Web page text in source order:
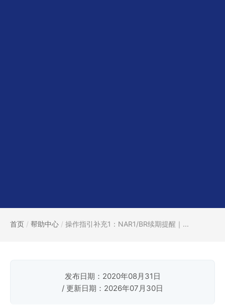
首页 / 帮助中心 / 操作指引补充1：NAR1/BR续期提醒｜...
发布日期：2020年08月31日
/ 更新日期：2026年07月30日